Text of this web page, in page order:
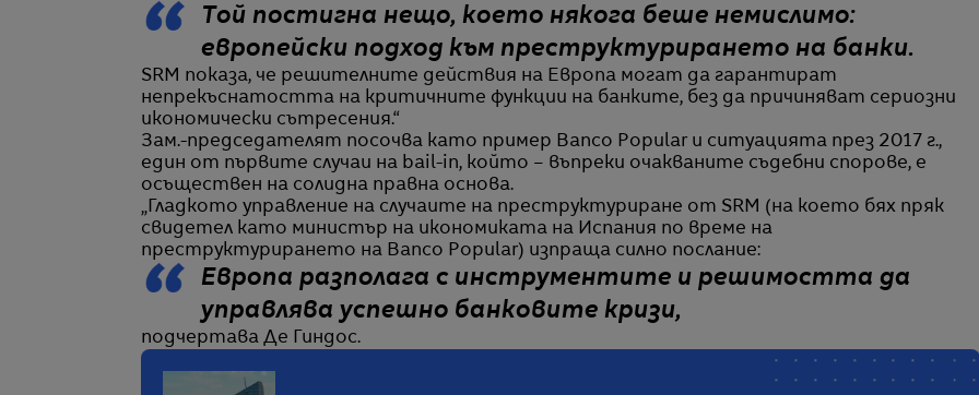
Той постигна нещо, което някога беше немислимо:
европейски подход към преструктурирането на банки.
SRM показа, че решителните действия на Европа могат да гарантират
непрекъснатостта на критичните функции на банките, без да причиняват сериозни
икономически сътресения.“
Зам.-председателят посочва като пример Banco Popular и ситуацията през 2017 г.,
един от първите случаи на bail-in, който – въпреки очакваните съдебни спорове, е
осъществен на солидна правна основа.
„Гладкото управление на случаите на преструктуриране от SRM (на което бях пряк
свидетел като министър на икономиката на Испания по време на
преструктурирането на Banco Popular) изпраща силно послание:
Европа разполага с инструментите и решимостта да
управлява успешно банковите кризи,
подчертава Де Гиндос.